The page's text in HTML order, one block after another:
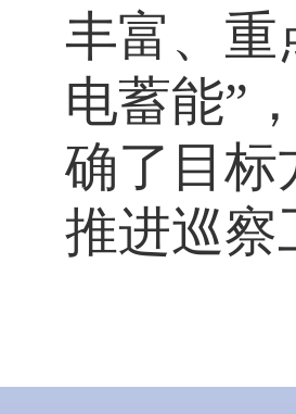
丰富、重
电蓄能”
确了目标
推进巡察